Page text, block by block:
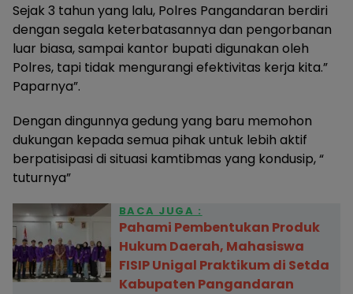
Sejak 3 tahun yang lalu, Polres Pangandaran berdiri
dengan segala keterbatasannya dan pengorbanan
luar biasa, sampai kantor bupati digunakan oleh
Polres, tapi tidak mengurangi efektivitas kerja kita.”
Paparnya”.
Dengan dingunnya gedung yang baru memohon
dukungan kepada semua pihak untuk lebih aktif
berpatisipasi di situasi kamtibmas yang kondusip, “
tuturnya”
BACA JUGA :
Pahami Pembentukan Produk
Hukum Daerah, Mahasiswa
FISIP Unigal Praktikum di Setda
Kabupaten Pangandaran